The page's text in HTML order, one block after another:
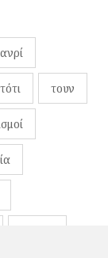
τότι τουν